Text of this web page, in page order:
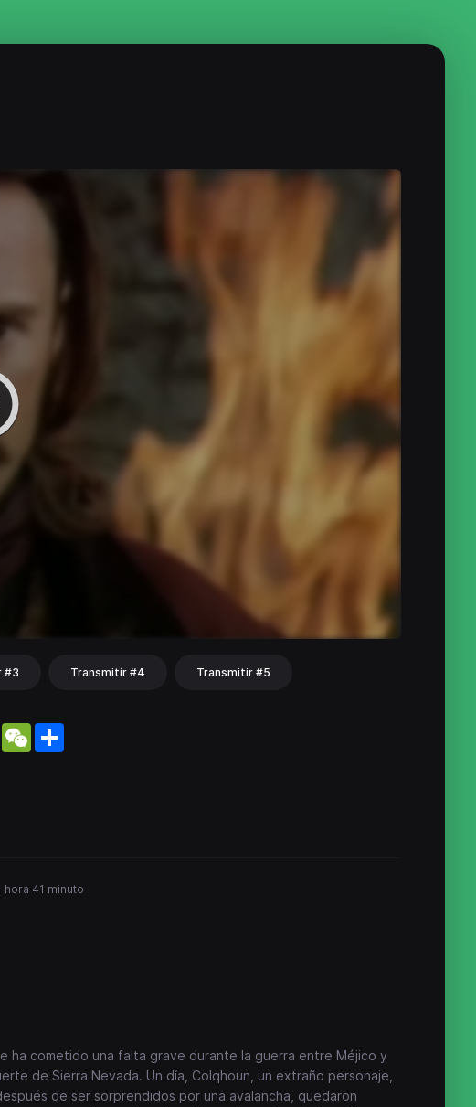
#3 Transmitir #4 Transmitir #5
Viber WeChat
hora 41 minuto
ha cometido una falta grave durante la guerra entre Méjico y
de Sierra Nevada. Un día, Colqhoun, un extraño personaje,
de ser sorprendidos por una avalancha, quedaron